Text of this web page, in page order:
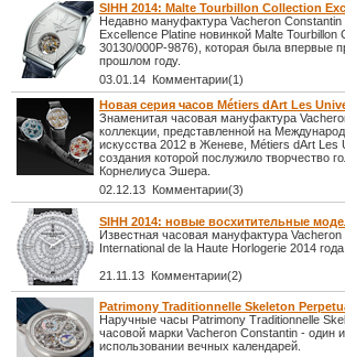
SIHH 2014: Malte Tourbillon Collection
Недавно мануфактура Vacheron
Excellence Platine новинкой Malte
30130/000P-9876), которая была впервые
прошлом году.
03.01.14 Комментарии(1)
Новая серия часов Métiers dArt Les
Знаменитая часовая мануфактура
коллекции, представленной на
искусства 2012 в Женеве, Métiers dArt
создания которой послужило творчество
Корнелиуса Эшера.
02.12.13 Комментарии(3)
SIHH 2014: новые восхитительные
Известная часовая мануфактура
International de la Haute Horlogerie 2014
21.11.13 Комментарии(2)
Patrimony Traditionnelle Skeleton
Наручные часы Patrimony Traditionnelle
часовой марки Vacheron Constantin - один
использовании вечных календарей.